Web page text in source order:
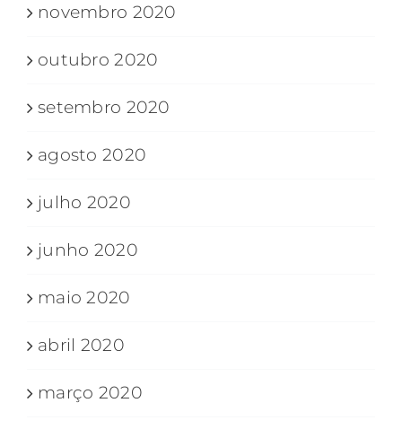
novembro 2020
outubro 2020
setembro 2020
agosto 2020
julho 2020
junho 2020
maio 2020
abril 2020
março 2020